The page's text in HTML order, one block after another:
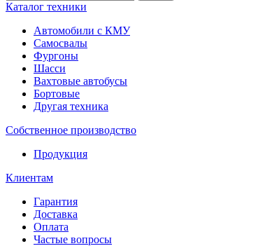
Каталог техники
Автомобили с КМУ
Самосвалы
Фургоны
Шасси
Вахтовые автобусы
Бортовые
Другая техника
Собственное производство
Продукция
Клиентам
Гарантия
Доставка
Оплата
Частые вопросы